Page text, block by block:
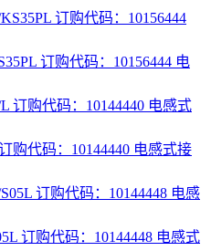
订购代码：10156444 电
购代码：10144440 电感式接
订购代码：10144448 电感式